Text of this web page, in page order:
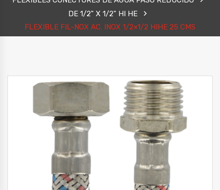
DE 1/2" X 1/2" HI HE
FLEXIBLE FIL-NOX AC. INOX 1/2×1/2 HIHE 25 CMS